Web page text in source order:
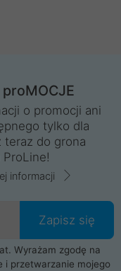
o promocji ani
tylko dla
teraz do grona
informacji
Zapisz się
Wyrażam zgodę na
i przetwarzanie mojego